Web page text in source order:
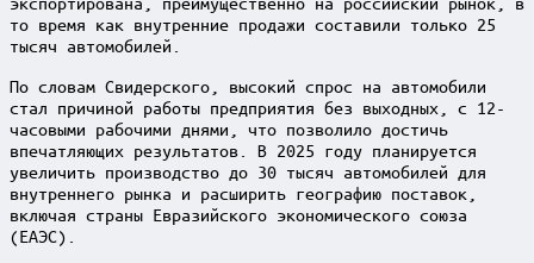
то время как внутренние продажи составили только 25
тысяч автомобилей.
По словам Свидерского, высокий спрос на автомобили
стал причиной работы предприятия без выходных, с 12-
часовыми рабочими днями, что позволило достичь
впечатляющих результатов. В 2025 году планируется
увеличить производство до 30 тысяч автомобилей для
внутреннего рынка и расширить географию поставок,
включая страны Евразийского экономического союза
(ЕАЭС).